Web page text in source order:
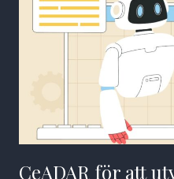
CeADAR för att